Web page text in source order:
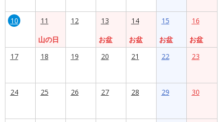
10
11
山の日
12
13
お盆
14
お盆
15
お盆
16
お盆
17
18 19 20 21 22 23
24 25 26 27 28 29 30